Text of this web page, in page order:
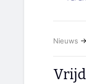
Nieuws →